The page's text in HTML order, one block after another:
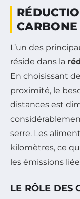
CARBONE
L’un des
réside dans la
En choisissant
proximité, le
distances est
serre. Les
kilomètres, ce
les émissions
LE RÔLE DES